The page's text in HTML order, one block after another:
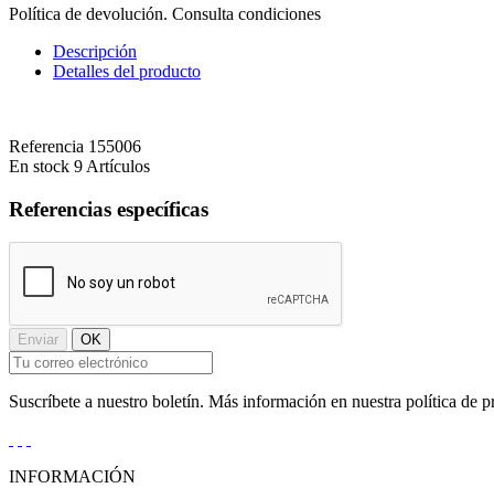
Política de devolución. Consulta condiciones
Descripción
Detalles del producto
Referencia 155006
En stock 9 Artículos
Referencias específicas
Suscríbete a nuestro boletín. Más información en nuestra política de
INFORMACIÓN